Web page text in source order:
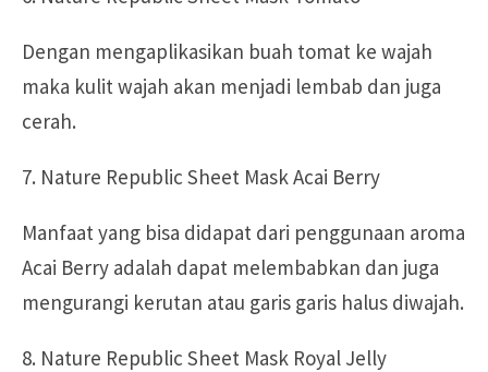
Dengan mengaplikasikan buah tomat ke wajah
maka kulit wajah akan menjadi lembab dan juga
cerah.
7. Nature Republic Sheet Mask Acai Berry
Manfaat yang bisa didapat dari penggunaan aroma
Acai Berry adalah dapat melembabkan dan juga
mengurangi kerutan atau garis garis halus diwajah.
8. Nature Republic Sheet Mask Royal Jelly